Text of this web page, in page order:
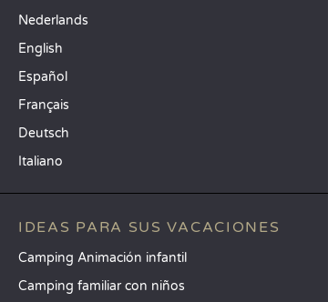
Nederlands
English
Español
Français
Deutsch
Italiano
IDEAS PARA SUS VACACIONES
Camping Animación infantil
Camping familiar con niños